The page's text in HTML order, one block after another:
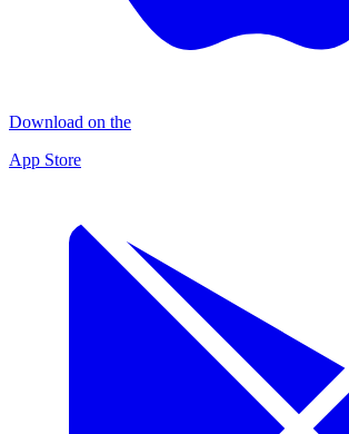
Download on the
App Store